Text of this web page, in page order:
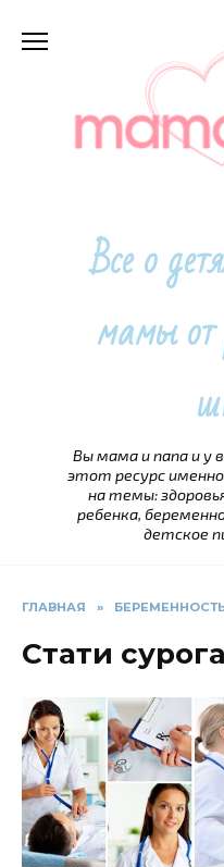
Все о
мамы от
Вы мама и папа и у
этот ресурс
на темы:
ребенка,
детское
ГЛАВНАЯ »
Стати